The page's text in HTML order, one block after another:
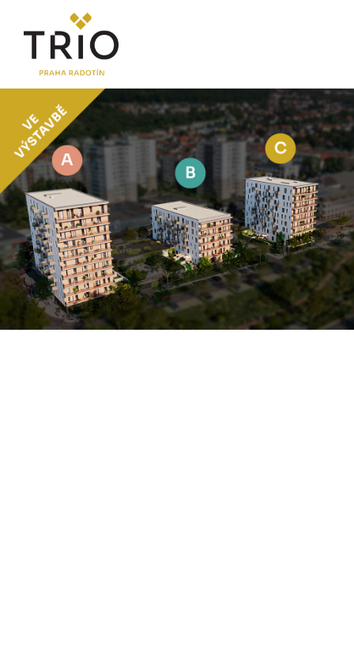
O PROJEKTU
Proč TRIO Radotín
FAQ sekce
Novinky
Postup koupě a financování
LOKALITA
CENÍK
Byty